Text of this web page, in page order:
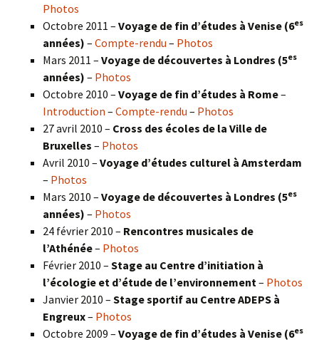
Photos
Octobre 2011 – Voyage de fin d’études à Venise (6es
années) – Compte-rendu – Photos
Mars 2011 – Voyage de découvertes à Londres (5es
années) – Photos
Octobre 2010 – Voyage de fin d’études à Rome–
Introduction – Compte-rendu – Photos
27 avril 2010 – Cross des écoles de la Ville de
Bruxelles – Photos
Avril 2010 – Voyage d’études culturel à Amsterdam
– Photos
Mars 2010 – Voyage de découvertes à Londres (5es
années) – Photos
24 février 2010 – Rencontres musicales de
l’Athénée– Photos
Février 2010 – Stage au Centre d’initiation à
l’écologie et d’étude de l’environnement – Photos
Janvier 2010 – Stage sportif au Centre ADEPS à
Engreux– Photos
Octobre 2009 – Voyage de fin d’études à Venise (6es